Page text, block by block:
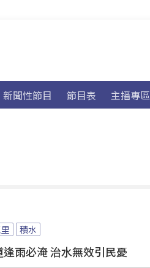
新聞性節目 節目表 主播專區
積水
雨必淹 治水無效引民憂